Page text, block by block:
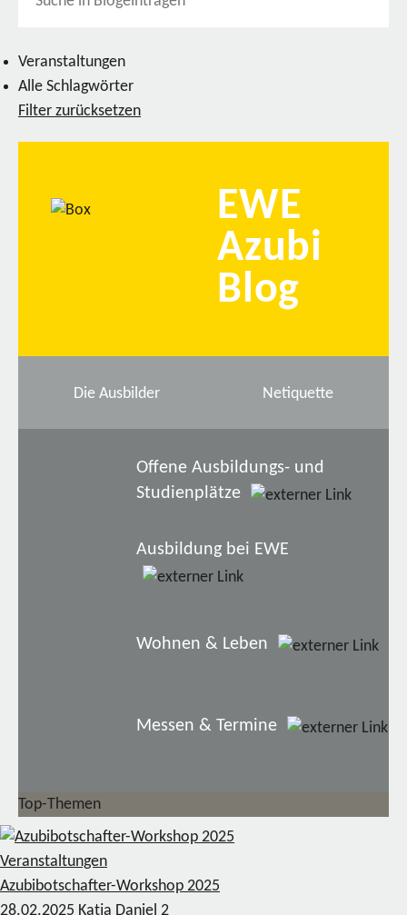
Veranstaltungen
Alle Schlagwörter
Filter zurücksetzen
EWE
Azubi
Blog
Die Ausbilder Netiquette
Offene Ausbildungs- und
Studienplätze
Ausbildung bei EWE
Wohnen & Leben
Messen & Termine
Top-Themen
Veranstaltungen
Azubibotschafter-Workshop 2025
28.02.2025 Katja Daniel 2